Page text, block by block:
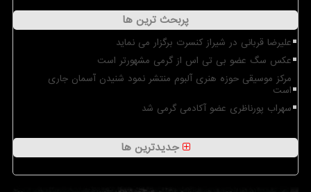
پربحث ترین ها
علیرضا قربانی در شیراز کنسرت برگزار می نماید
عکس سگ عضو بی تی اس از گرمی مشهورتر است
مرکز موسیقی حوزه هنری آلبوم منتشر نمود شنیدن آسمان جاری
است
سهراب پورناظری عضو آکادمی گرمی شد
جدیدترین ها